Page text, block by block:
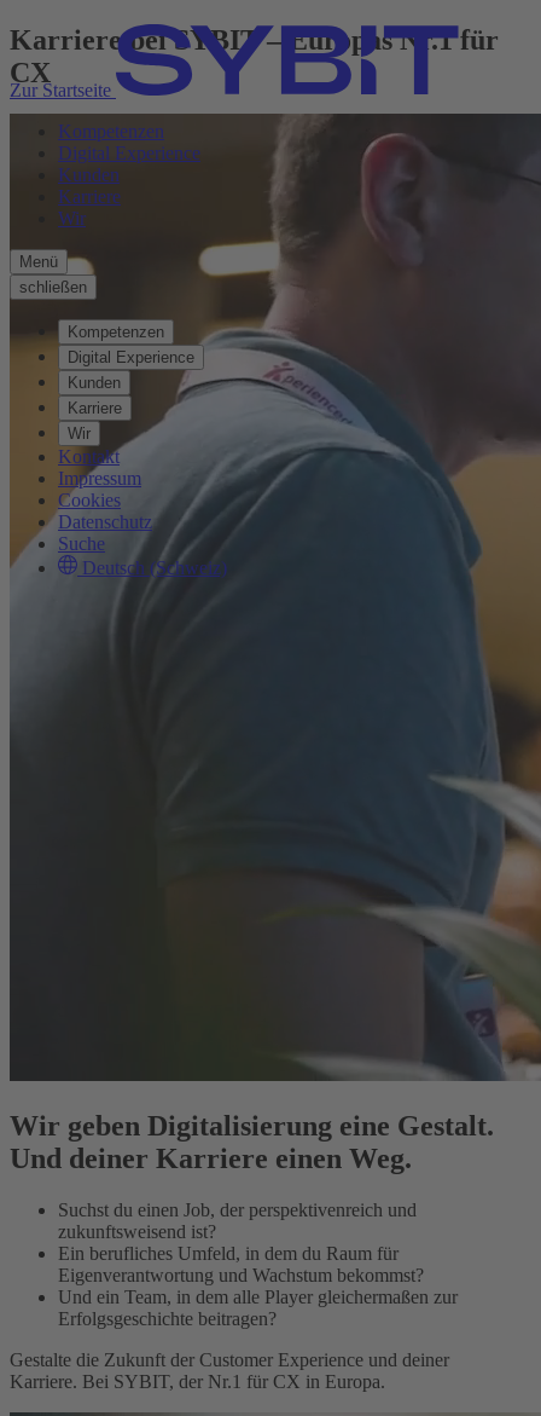
Zur Startseite
Kompetenzen
Digital Experience
Kunden
Karriere
Wir
Menü
schließen
Kompetenzen
Digital Experience
Kunden
Karriere
Wir
Kontakt
Impressum
Cookies
Datenschutz
Suche
Deutsch (Schweiz)
Karriere bei SYBIT – Europas Nr.1 für
CX
Wir geben Digitalisierung eine Gestalt.
Und deiner Karriere einen Weg.
Suchst du einen Job, der perspektivenreich und
zukunftsweisend ist?
Ein berufliches Umfeld, in dem du Raum für
Eigenverantwortung und Wachstum bekommst?
Und ein Team, in dem alle Player gleichermaßen zur
Erfolgsgeschichte beitragen?
Gestalte die Zukunft der Customer Experience und deiner
Karriere. Bei SYBIT, der Nr.1 für CX in Europa.